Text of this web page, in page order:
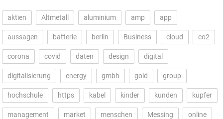
aktien Altmetall aluminium amp app
aussagen batterie berlin Business cloud co2
corona covid daten design digital
digitalisierung energy gmbh gold group
hochschule https kabel kinder kunden kupfer
management market menschen Messing online